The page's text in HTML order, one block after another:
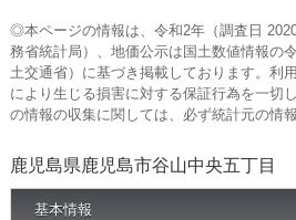
◎本ページの情報は、令和2年（調査日
務省統計局）、地価公示は国土数値情報の
土交通省）に基づき掲載しております。利
により生じる損害に対する保証行為を一切
の情報の収集に関しては、必ず統計元の情
鹿児島県鹿児島市谷山中央五丁目
基本情報